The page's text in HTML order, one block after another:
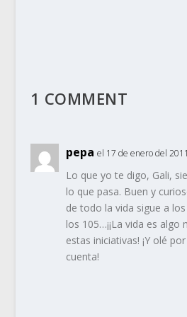
1 COMMENT
pepa el 17 de enero del
Lo que yo te digo, Gali,
lo que pasa. Buen y
de todo la vida sigue a
los 105…¡¡La vida es algo
estas iniciativas! ¡Y olé
cuenta!